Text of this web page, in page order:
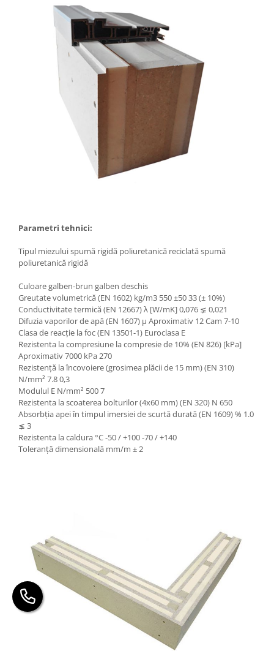
Parametri tehnici:
Tipul miezului spumă rigidă poliuretanică reciclată spumă
poliuretanică rigidă
Culoare galben-brun galben deschis
Greutate volumetrică (EN 1602) kg/m3 550 ±50 33 (± 10%)
Conductivitate termică (EN 12667) λ [W/mK] 0,076 ⪇ 0,021
Difuzia vaporilor de apă (EN 1607) µ Aproximativ 12 Cam 7-10
Clasa de reacție la foc (EN 13501-1) Euroclasa E
Rezistenta la compresiune la compresie de 10% (EN 826) [kPa]
Aproximativ 7000 kPa 270
Rezistență la încovoiere (grosimea plăcii de 15 mm) (EN 310)
N/mm² 7.8 0,3
Modulul E N/mm² 500 7
Rezistenta la scoaterea bolturilor (4x60 mm) (EN 320) N 650
Absorbția apei în timpul imersiei de scurtă durată (EN 1609) % 1.0
⪇ 3
Rezistenta la caldura °C -50 / +100 -70 / +140
Toleranță dimensională mm/m ± 2